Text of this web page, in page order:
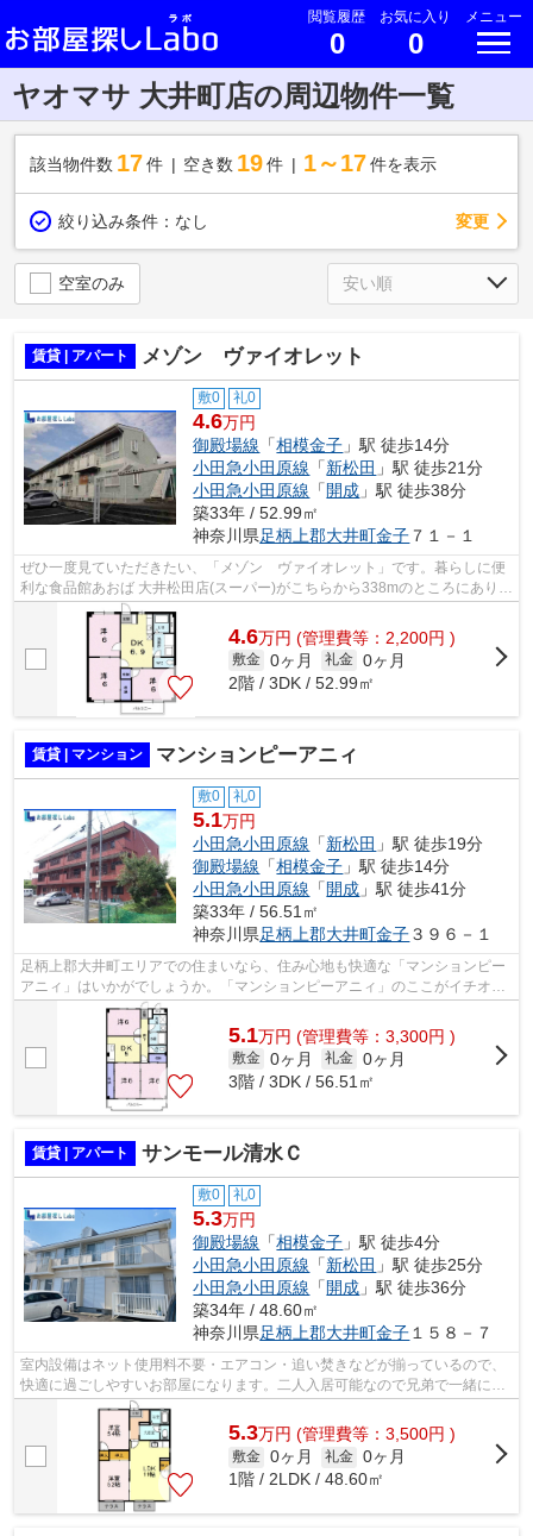
閲覧履歴
0
お気に入り
0
メニュー
ヤオマサ 大井町店の周辺物件一覧
該当物件数 17件 空き数 19 件 1～17 件を表示
絞り込み条件： なし 変更
空室のみ
賃貸 | アパート メゾン ヴァイオレット
敷0 礼0
4.6万円
御殿場線 「相模金子 」駅 徒歩14分
小田急小田原線 「新松田 」駅 徒歩21分
小田急小田原線 「開成 」駅 徒歩38分
築33年 / 52.99㎡
神奈川県足柄上郡大井町金子 ７１－１
ぜひ一度見ていただきたい、「メゾン ヴァイオレット」です。暮らしに便
利な食品館あおば 大井松田店(スーパー)がこちらから338mのところにありま
す。より詳しい情報や内見のご予約は...
4.6万円 (管理費等：2,200円 )
敷金 0ヶ月 礼金 0ヶ月
2階 / 3DK / 52.99㎡
賃貸 | マンション マンションピーアニィ
敷0 礼0
5.1万円
小田急小田原線 「新松田 」駅 徒歩19分
御殿場線 「相模金子 」駅 徒歩14分
小田急小田原線 「開成 」駅 徒歩41分
築33年 / 56.51㎡
神奈川県足柄上郡大井町金子３９６－１
足柄上郡大井町エリアでの住まいなら、住み心地も快適な「マンションピー
アニィ」はいかがでしょうか。「マンションピーアニィ」のここがイチオ
シ。過ごしやすい環境を実現する、エア...
5.1万円 (管理費等：3,300円 )
敷金 0ヶ月 礼金 0ヶ月
3階 / 3DK / 56.51㎡
賃貸 | アパート サンモール清水Ｃ
敷0 礼0
5.3万円
御殿場線 「相模金子 」駅 徒歩4分
小田急小田原線 「新松田 」駅 徒歩25分
小田急小田原線 「開成 」駅 徒歩36分
築34年 / 48.60㎡
神奈川県足柄上郡大井町金子 １５８－７
室内設備はネット使用料不要・エアコン・追い焚きなどが揃っているので、
快適に過ごしやすいお部屋になります。二人入居可能なので兄弟で一緒に暮
らすこともできます。このお部屋は48....
5.3万円 (管理費等：3,500円 )
敷金 0ヶ月 礼金 0ヶ月
1階 / 2LDK / 48.60㎡